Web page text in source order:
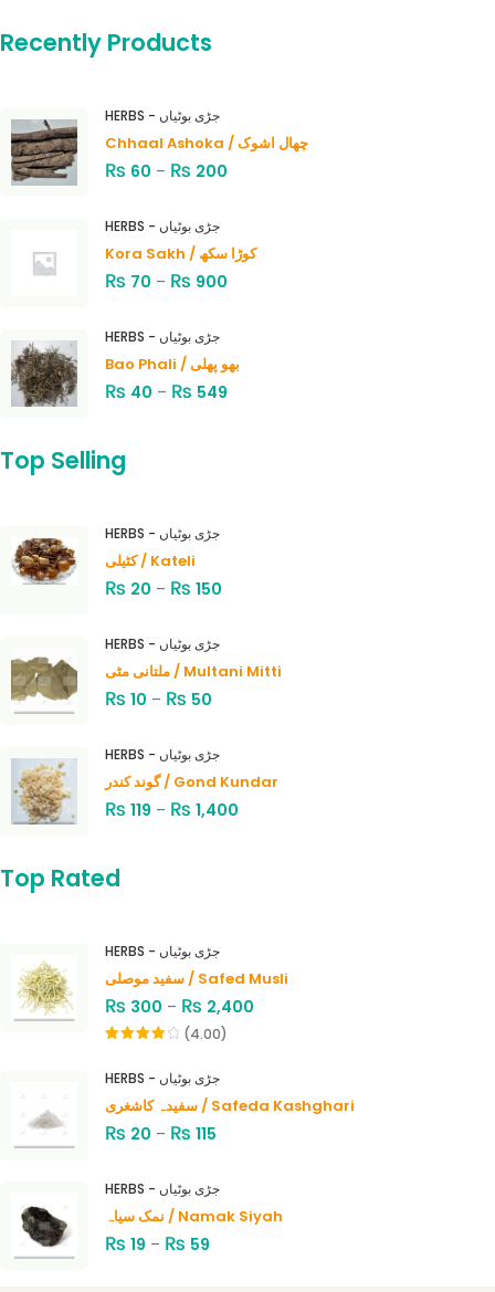
Recently Products
HERBS - جڑی بوٹیاں
Chhaal Ashoka / چھال اشوک
₨ 60 – ₨ 200
HERBS - جڑی بوٹیاں
Kora Sakh / کوڑا سکھ
₨ 70 – ₨ 900
HERBS - جڑی بوٹیاں
Bao Phali / بھو پھلی
₨ 40 – ₨ 549
Top Selling
HERBS - جڑی بوٹیاں
کٹیلی / Kateli
₨ 20 – ₨ 150
HERBS - جڑی بوٹیاں
ملتانی مٹی / Multani Mitti
₨ 10 – ₨ 50
HERBS - جڑی بوٹیاں
گوند کندر / Gond Kundar
₨ 119 – ₨ 1,400
Top Rated
HERBS - جڑی بوٹیاں
سفید موصلی / Safed Musli
₨ 300 – ₨ 2,400
of 5
(4.00)
HERBS - جڑی بوٹیاں
سفیدہ کاشغری / Safeda Kashghari
₨ 20 – ₨ 115
HERBS - جڑی بوٹیاں
نمک سیاہ / Namak Siyah
₨ 19 – ₨ 59